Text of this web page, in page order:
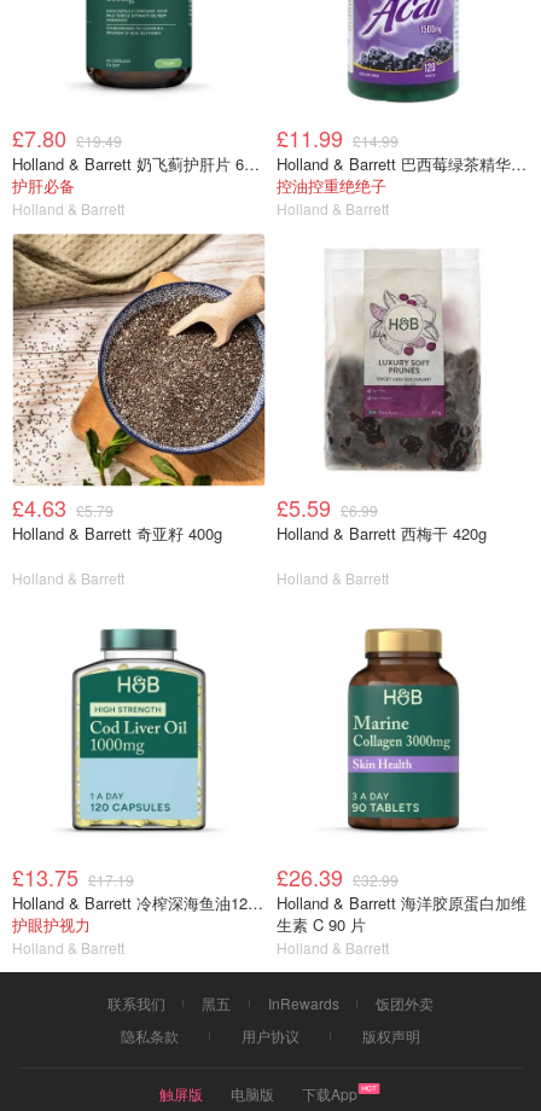
£7.80 £19.49
Holland & Barrett 奶飞蓟护肝片 60片
护肝必备
Holland & Barrett
£11.99 £14.99
Holland & Barrett 巴西莓绿茶精华片 120粒
控油控重绝绝子
Holland & Barrett
£4.63 £5.79
Holland & Barrett 奇亚籽 400g
Holland & Barrett
£5.59 £6.99
Holland & Barrett 西梅干 420g
Holland & Barrett
£13.75 £17.19
Holland & Barrett 冷榨深海鱼油120粒
护眼护视力
Holland & Barrett
£26.39 £32.99
Holland & Barrett 海洋胶原蛋白加维
生素 C 90 片
Holland & Barrett
联系我们 黑五 InRewards
饭团外卖
隐私条款
用户协议 版权声明
触屏版 电脑版 下载App